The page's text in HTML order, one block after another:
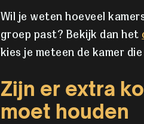
Wil je weten hoeveel
groep past? Bekijk dan het
kies je meteen de kamer
Zijn er extra
moet houden